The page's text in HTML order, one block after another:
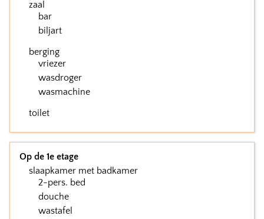
zaal
bar
biljart
berging
vriezer
wasdroger
wasmachine
toilet
Op de 1e etage
slaapkamer met badkamer
2-pers. bed
douche
wastafel